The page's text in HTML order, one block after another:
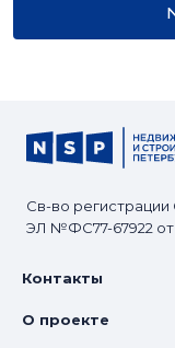
Св-во
ЭЛ №ФС77-67922 от
Контакты
О проекте